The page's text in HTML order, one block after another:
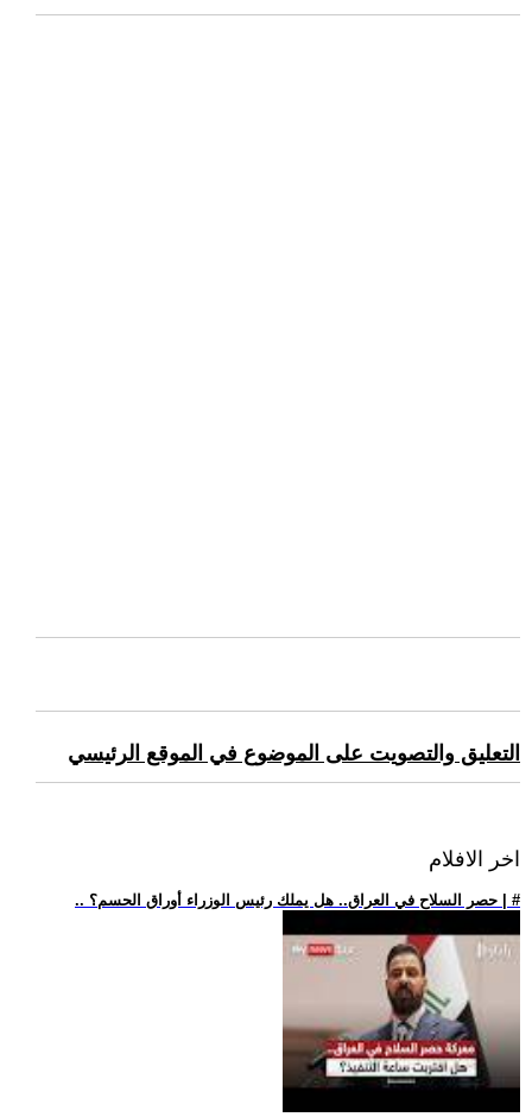
التعليق والتصويت على الموضوع في الموقع الرئيسي
اخر الافلام
.. حصر السلاح في العراق.. هل يملك رئيس الوزراء أوراق الحسم؟ | #